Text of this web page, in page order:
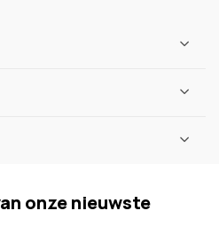
onze nieuwste